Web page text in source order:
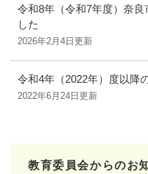
令和8年（令和7年度）奈
した
2026年2月4日更新
令和4年（2022年）度以降
2022年6月24日更新
教育委員会からのお